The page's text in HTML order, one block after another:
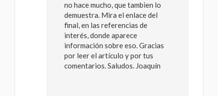
no hace mucho, que tambien lo
demuestra. Mira el enlace del
final, en las referencias de
interés, donde aparece
información sobre eso. Gracias
por leer el artículo y por tus
comentarios. Saludos. Joaquín